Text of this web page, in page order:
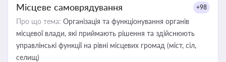
Місцеве самоврядування +98
Про що тема: Організація та функціонування органів
місцевої влади, які приймають рішення та здійснюють
управлінські функції на рівні місцевих громад (міст, сіл,
селищ)